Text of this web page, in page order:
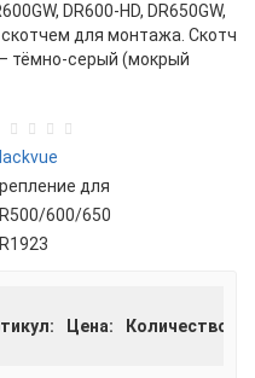
DR600-HD, DR650GW,
для монтажа. Скотч
тёмно-серый (мокрый
для
600/650
Цена: Количество: